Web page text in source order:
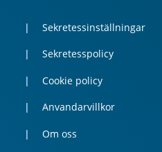
Sekretessinställningar
Sekretesspolicy
Cookie policy
Anvandarvillkor
Om oss